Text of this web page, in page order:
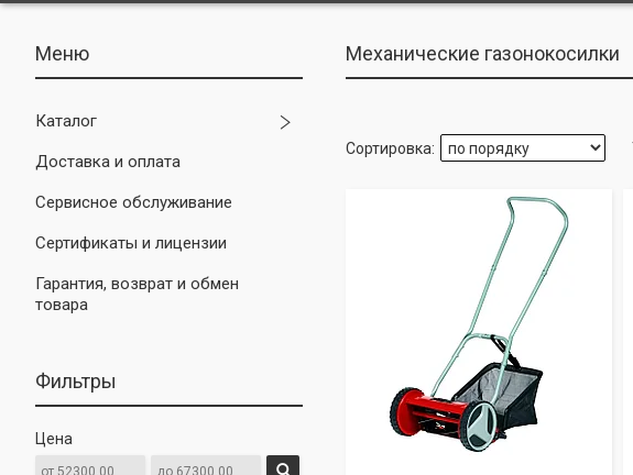
Каталог
Доставка и оплата
Сервисное обслуживание
Сертификаты и лицензии
Гарантия, возврат и обмен
товара
Фильтры
Цена
Механические газонокосилки